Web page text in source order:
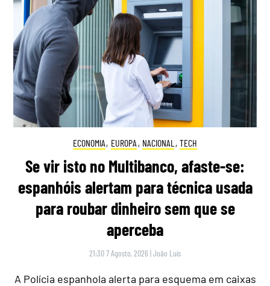
ECONOMIA, EUROPA , NACIONAL , TECH
Se vir isto no Multibanco, afaste-se:
espanhóis alertam para técnica usada
para roubar dinheiro sem que se
aperceba
21:30 7 Agosto, 2026 |João Luís
A Polícia espanhola alerta para esquema em caixas